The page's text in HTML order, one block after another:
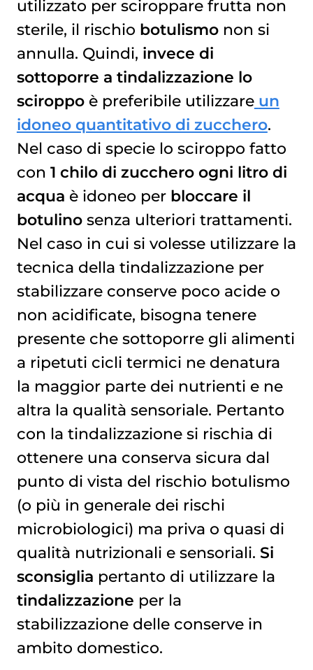
utilizzato per sciroppare frutta non
sterile, il rischio botulismonon si
annulla. Quindi, invece di
sottoporre a tindalizzazione lo
sciroppoè preferibile utilizzare un
idoneo quantitativo di zucchero.
Nel caso di specie lo sciroppo fatto
con 1 chilo di zucchero ogni litro di
acqua è idoneo per bloccare il
botulinosenza ulteriori trattamenti.
Nel caso in cui si volesse utilizzare la
tecnica della tindalizzazione per
stabilizzare conserve poco acide o
non acidificate, bisogna tenere
presente che sottoporre gli alimenti
a ripetuti cicli termici ne denatura
la maggior parte dei nutrienti e ne
altra la qualità sensoriale. Pertanto
con la tindalizzazione si rischia di
ottenere una conserva sicura dal
punto di vista del rischio botulismo
(o più in generale dei rischi
microbiologici) ma priva o quasi di
qualità nutrizionali e sensoriali. Si
sconsiglia pertanto di utilizzare la
tindalizzazione per la
stabilizzazione delle conserve in
ambito domestico.